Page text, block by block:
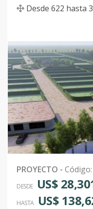
Desde 622 hasta
PROYECTO - Código:
DESDE US$
HASTA US$